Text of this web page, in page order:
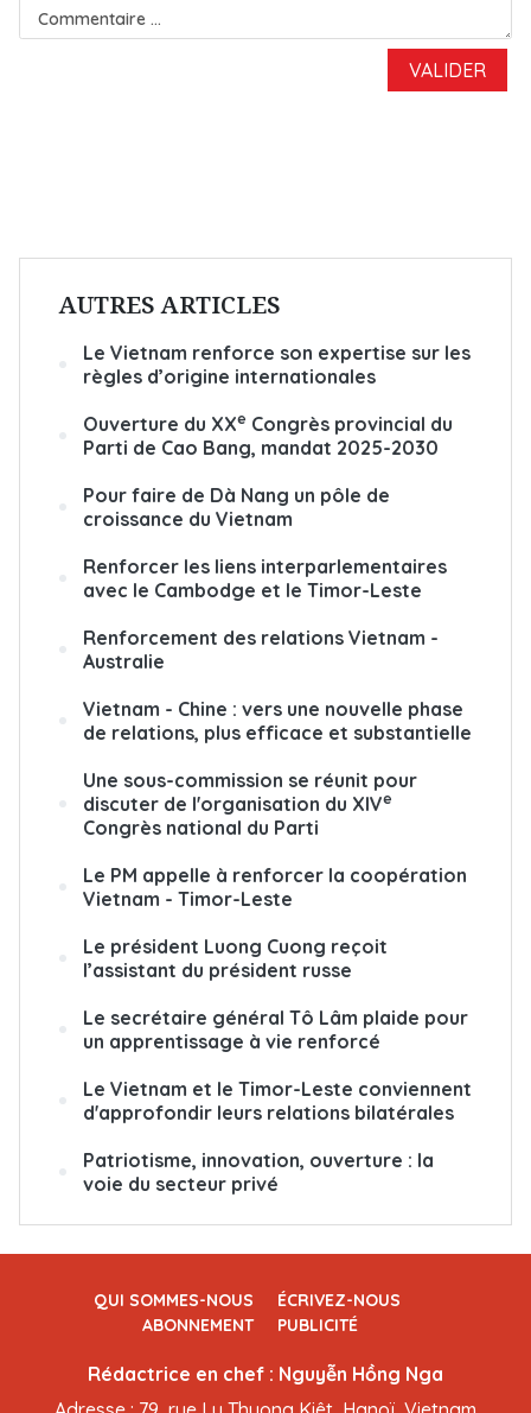
AUTRES ARTICLES
Le Vietnam renforce son expertise sur les
règles d’origine internationales
Ouverture du XXe Congrès provincial du
Parti de Cao Bang, mandat 2025-2030
Pour faire de Dà Nang un pôle de
croissance du Vietnam
Renforcer les liens interparlementaires
avec le Cambodge et le Timor-Leste
Renforcement des relations Vietnam -
Australie
Vietnam - Chine : vers une nouvelle phase
de relations, plus efficace et substantielle
Une sous-commission se réunit pour
discuter de l'organisation du XIVe
Congrès national du Parti
Le PM appelle à renforcer la coopération
Vietnam - Timor-Leste
Le président Luong Cuong reçoit
l’assistant du président russe
Le secrétaire général Tô Lâm plaide pour
un apprentissage à vie renforcé
Le Vietnam et le Timor-Leste conviennent
d'approfondir leurs relations bilatérales
Patriotisme, innovation, ouverture : la
voie du secteur privé
QUI SOMMES-NOUS
ÉCRIVEZ-NOUS
ABONNEMENT
PUBLICITÉ
Rédactrice en chef : Nguyễn Hồng Nga